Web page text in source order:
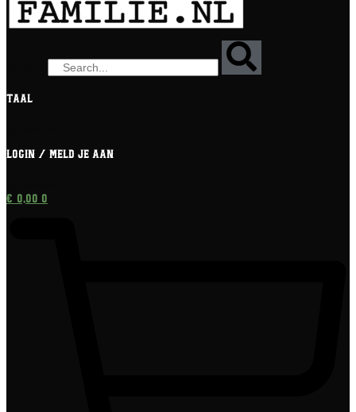
Taal
Login / meld je aan
€ 0,00 0